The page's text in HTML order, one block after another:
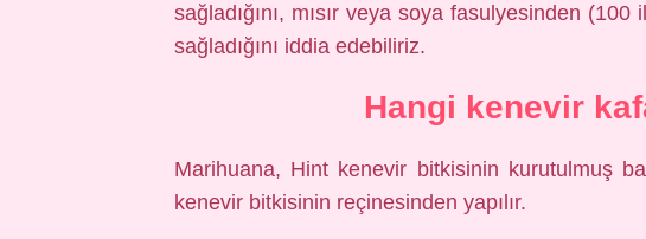
sağladığını, mısır veya soya fasulyesinden
sağladığını iddia edebiliriz.
Hangi kenevir
Marihuana, Hint kenevir bitkisinin kurutulmuş
kenevir bitkisinin reçinesinden yapılır.